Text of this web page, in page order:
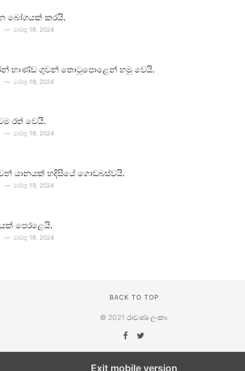
බෝගයක් කරයි.
මාර්තු 19, 2024
භාණ්ඩ ගුවන් තොටුපොළෙන් හමු වෙයි.
මාර්තු 19, 2024
රත් වෙයි.
මාර්තු 19, 2024
යානයක් හදිසියේ ගොඩබස්වයි.
මාර්තු 19, 2024
පෙරළෙයි.
මාර්තු 19, 2024
BACK TO TOP
© 2021 රාවණා ලංකා.
Exit mobile version